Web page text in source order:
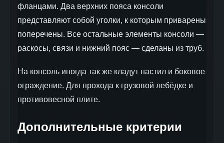
фланцами. Два верхних пояса консоли
представляют собой уголки, к которым приварены
поперечены. Все остальные элементы консоли —
раскосы, связи и нижний пояс — сделаны из труб.
На консоль иногда так же кладут настил и боковое
ограждение. Для прохода к грузовой лебёдке и
противовесной плите.
Дополнительные критерии